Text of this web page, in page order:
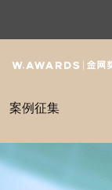
案例征集